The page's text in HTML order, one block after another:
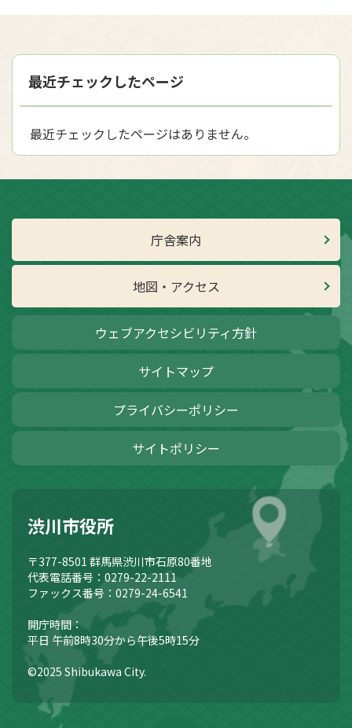
最近チェックしたページ
最近チェックしたページはありません。
庁舎案内
地図・アクセス
ウェブアクセシビリティ方針
サイトマップ
プライバシーポリシー
サイトポリシー
渋川市役所
〒377-8501 群馬県渋川市石原80番地
代表電話番号：0279-22-2111
ファックス番号：0279-24-6541
開庁時間：
平日 午前8時30分から午後5時15分
©2025 Shibukawa City.